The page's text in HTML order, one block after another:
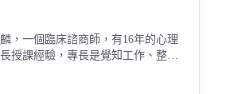
，一個臨床諮商師，有16年的心理
授課經驗，專長是覺知工作、整合
與完形治療，主要處理焦慮症、憂
係上的問題。